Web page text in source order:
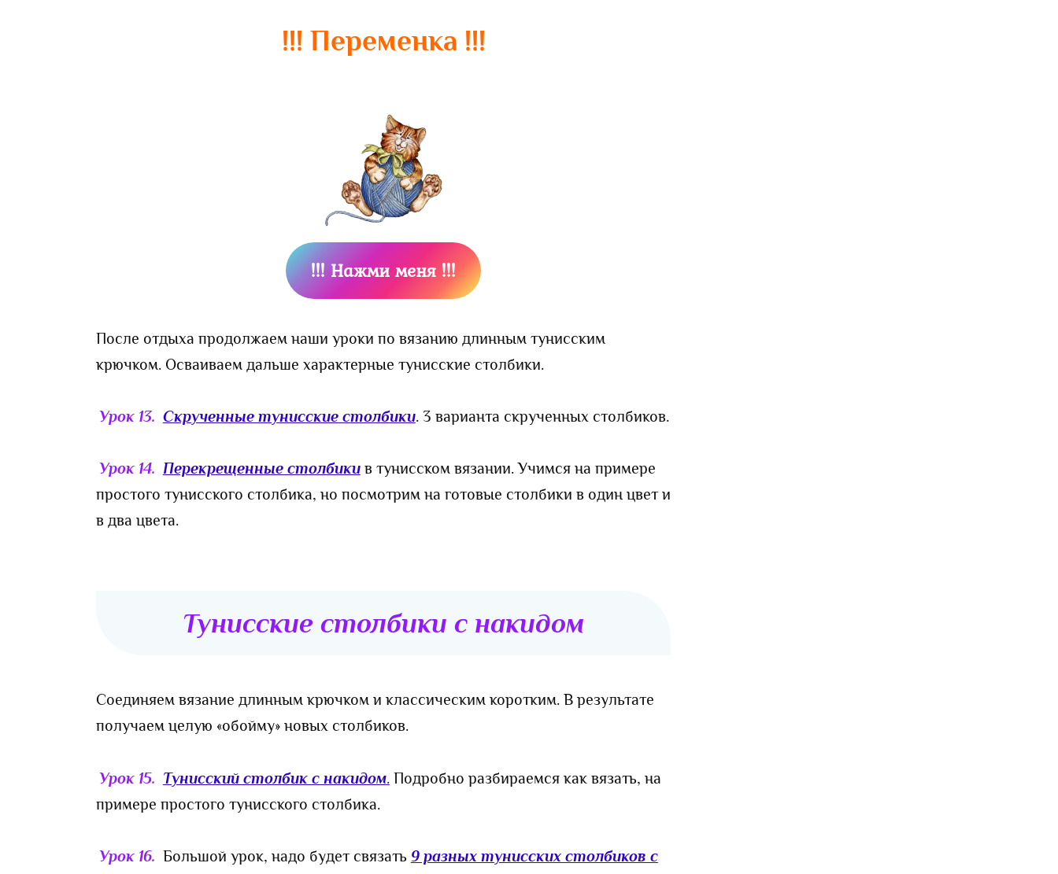
!!! Переменка !!!
!!! Нажми меня !!!
После отдыха продолжаем наши уроки по вязанию длинным тунисским
крючком. Осваиваем дальше характерные тунисские столбики.
Урок 13. Скрученные тунисские столбики. 3 варианта скрученных столбиков.
Урок 14. Перекрещенные столбикив тунисском вязании. Учимся на примере
простого тунисского столбика, но посмотрим на готовые столбики в один цвет и
в два цвета.
Тунисские столбики с накидом
Соединяем вязание длинным крючком и классическим коротким. В результате
получаем целую «обойму» новых столбиков.
Урок 15. Тунисский столбик с накидом.Подробно разбираемся как вязать, на
примере простого тунисского столбика.
Урок 16. Большой урок, надо будет связать 9 разных тунисских столбиков с